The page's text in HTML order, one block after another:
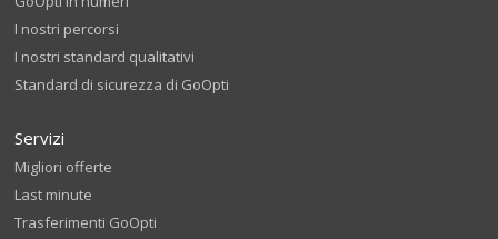
I nostri percorsi
I nostri standard qualitativi
Standard di sicurezza di GoOpti
Servizi
Migliori offerte
Last minute
Trasferimenti GoOpti